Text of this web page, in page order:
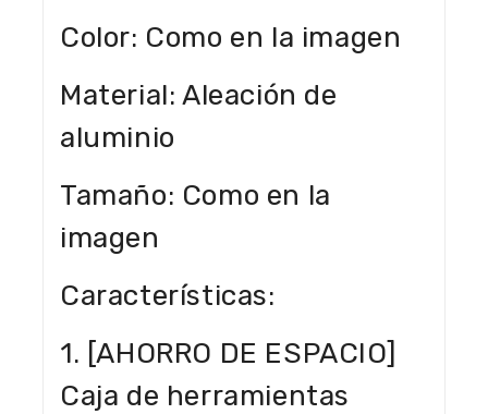
Color: Como en la imagen
Material: Aleación de
aluminio
Tamaño: Como en la
imagen
Características:
1. [AHORRO DE ESPACIO]
Caja de herramientas